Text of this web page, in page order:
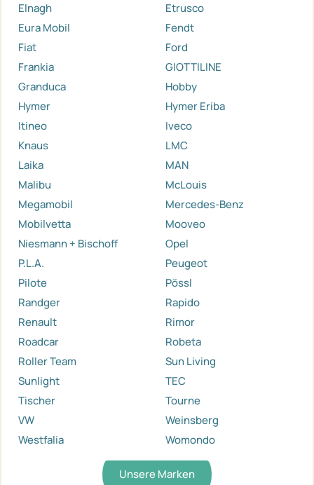
Elnagh
Etrusco
Eura Mobil
Fendt
Fiat
Ford
Frankia
GIOTTILINE
Granduca
Hobby
Hymer
Hymer Eriba
Itineo
Iveco
Knaus
LMC
Laika
MAN
Malibu
McLouis
Megamobil
Mercedes-Benz
Mobilvetta
Mooveo
Niesmann + Bischoff
Opel
P.L.A.
Peugeot
Pilote
Pössl
Randger
Rapido
Renault
Rimor
Roadcar
Robeta
Roller Team
Sun Living
Sunlight
TEC
Tischer
Tourne
VW
Weinsberg
Westfalia
Womondo
Unsere Marken